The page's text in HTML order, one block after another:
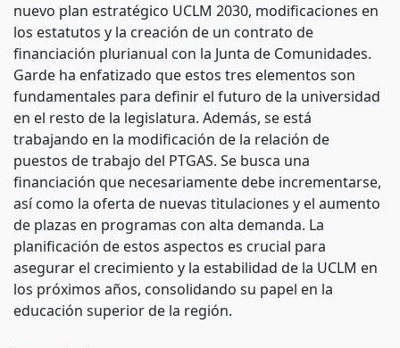
nuevo plan estratégico UCLM 2030, modificaciones en
los estatutos y la creación de un contrato de
financiación plurianual con la Junta de Comunidades.
Garde ha enfatizado que estos tres elementos son
fundamentales para definir el futuro de la universidad
en el resto de la legislatura. Además, se está
trabajando en la modificación de la relación de
puestos de trabajo del PTGAS. Se busca una
financiación que necesariamente debe incrementarse,
así como la oferta de nuevas titulaciones y el aumento
de plazas en programas con alta demanda. La
planificación de estos aspectos es crucial para
asegurar el crecimiento y la estabilidad de la UCLM en
los próximos años, consolidando su papel en la
educación superior de la región.